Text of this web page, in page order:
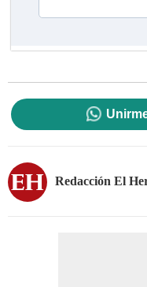
Redacción El